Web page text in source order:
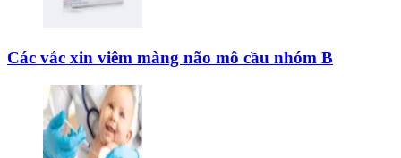
Các vắc xin viêm màng não mô cầu nhóm B